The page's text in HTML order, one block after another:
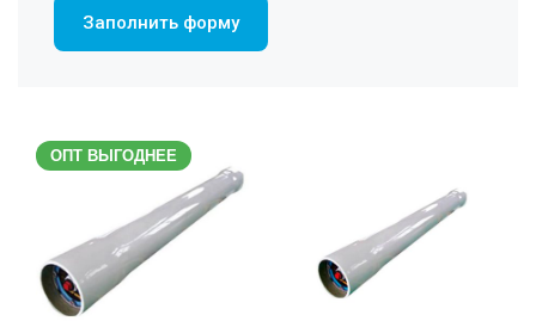
Заполнить форму
ОПТ ВЫГОДНЕЕ